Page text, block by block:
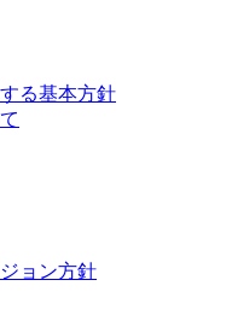
る基本方針
ョン方針